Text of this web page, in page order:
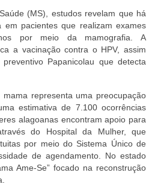
Exercício Profissional
registro
(MS), estudos revelam que há
em pacientes que realizam exames
por meio da mamografia. A
a vacinação contra o HPV, assim
Papanicolau que detecta
representa uma preocupação
estimativa de 7.100 ocorrências
alagoanas encontram apoio para
do Hospital da Mulher, que
por meio do Sistema Único de
de agendamento. No estado
Ame-Se” focado na reconstrução